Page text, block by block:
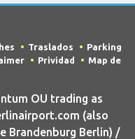
Traslados
Parking
Prividad
Map de
OU trading as
(also
Brandenburg Berlin) /